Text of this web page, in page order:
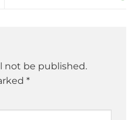
not be published.
*